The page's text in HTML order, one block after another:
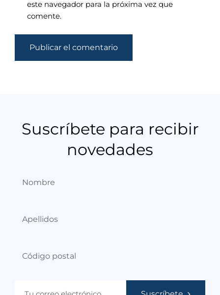
este navegador para la próxima vez que
comente.
Suscríbete para recibir
novedades